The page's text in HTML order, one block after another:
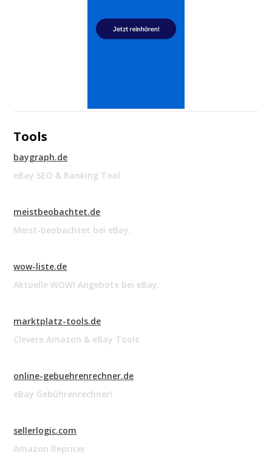
Tools
baygraph.de
eBay SEO & Ranking Tool
meistbeobachtet.de
Meist-beobachtet bei eBay.
wow-liste.de
Aktuelle WOW! Angebote bei eBay.
marktplatz-tools.de
Clevere Amazon & eBay Tools
online-gebuehrenrechner.de
eBay Gebührenrechner!
sellerlogic.com
Amazon Repricer